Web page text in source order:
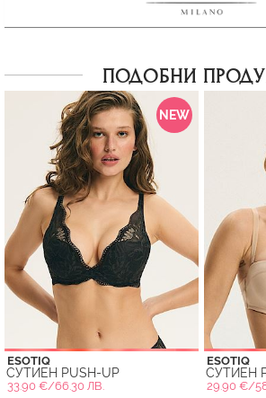
ПОДОБНИ
NEW
ESOTIQ
СУТИЕН PUSH-UP
33.90 €/66.30 ЛВ.
ESOTIQ
СУТИЕН
29.90 €/